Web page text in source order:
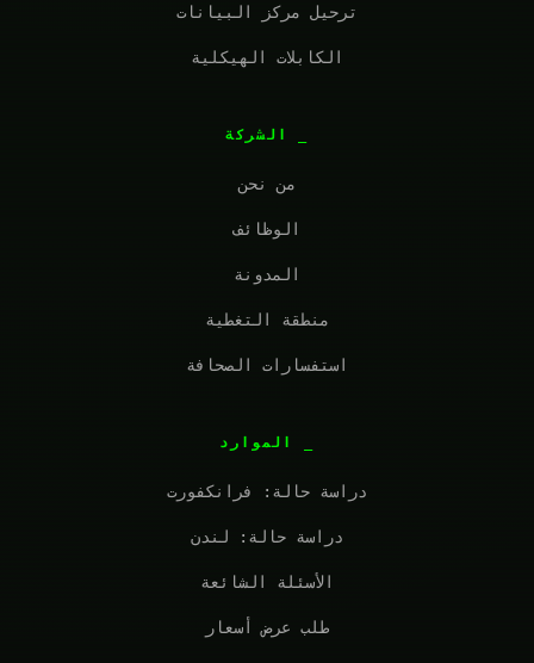
ترحيل مركز البيانات
الكابلات الهيكلية
من نحن
الوظائف
المدونة
منطقة التغطية
استفسارات الصحافة
دراسة حالة: فرانكفورت
دراسة حالة: لندن
الأسئلة الشائعة
طلب عرض أسعار